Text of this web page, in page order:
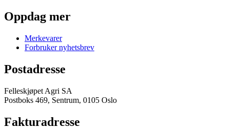
Oppdag mer
Merkevarer
Forbruker nyhetsbrev
Postadresse
Felleskjøpet Agri SA
Postboks 469, Sentrum, 0105 Oslo
Fakturadresse